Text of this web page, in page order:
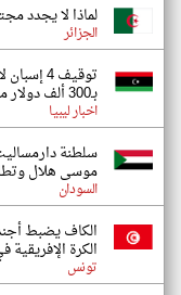
لماذا لا يجدد
الجزائر
توقيف 4
بـ300 ألف دولار من منتجع فرنسي شهير
اخبار ليبيا
سلطنة
موسى هلال
السودان
الكاف يضبط
الكرة الإفريقية في 2026
تونس